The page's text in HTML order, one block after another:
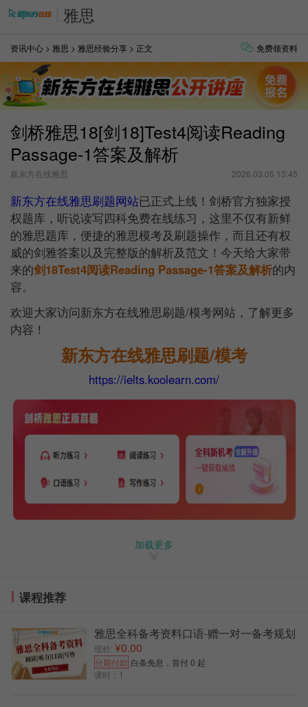
雅思
资讯中心 > 雅思 > 雅思经验分享 > 正文 免费领资料
剑桥雅思18[剑18]Test4阅读Reading
Passage-1答案及解析
新东方在线雅思 2026.03.05 13:45
新东方在线雅思刷题网站已正式上线！剑桥官方独家授
权题库，听说读写四科免费在线练习，这里不仅有新鲜
的雅思题库，便捷的雅思模考及刷题操作，而且还有权
威的剑雅答案以及完整版的解析及范文！今天给大家带
来的剑18Test4阅读Reading Passage-1答案及解析的内
容。
欢迎大家访问新东方在线雅思刷题/模考网站，了解更多
内容！
新东方在线雅思刷题/模考
https://ielts.koolearn.com/
剑18Test4阅读Reading Passage-1答
Reading Passage 1,
1 D
2 C
加载更多
课程推荐
雅思全科备考资料口语-赠一对一备考规划
现价: ¥0.00
分期付款 白条免息，首付 0 起
课时：1